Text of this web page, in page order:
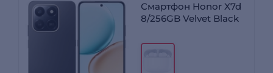
Смартфон Honor X7d
8/256GB Velvet Black